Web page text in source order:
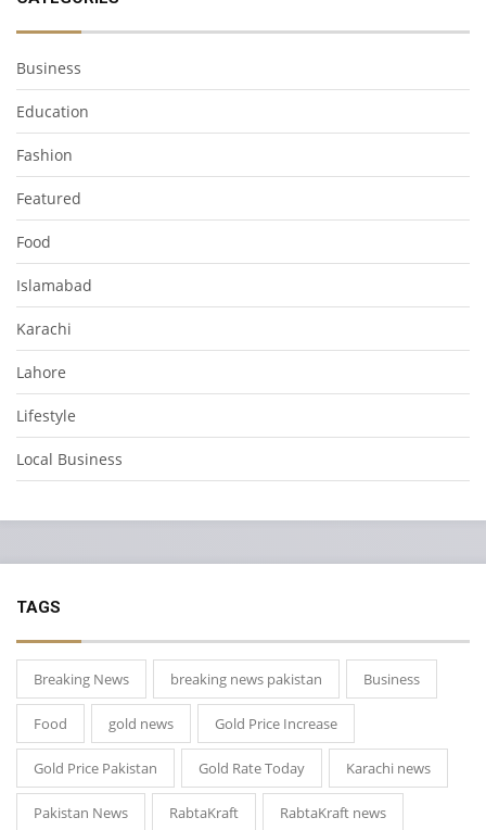
Business
Education
Fashion
Featured
Food
Islamabad
Karachi
Lahore
Lifestyle
Local Business
TAGS
Breaking News breaking news pakistan Business
Food gold news Gold Price Increase
Gold Price Pakistan Gold Rate Today Karachi news
Pakistan News RabtaKraft RabtaKraft news